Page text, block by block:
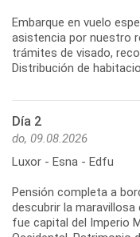
Embarque en vuelo
asistencia por nuestro
trámites de visado,
Distribución de
Día 2
do, 09.08.2026
Luxor - Esna - Edfu
Pensión completa a
descubrir la maravillosa
fue capital del Imperio